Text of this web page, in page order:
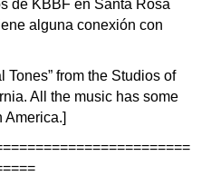
de KBBF en Santa Rosa
alguna conexión con
Tones” from the Studios of
All the music has some
America.]